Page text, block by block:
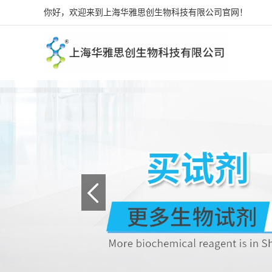
你好，欢迎来到上海华雅思创生物科技有限公司官网！